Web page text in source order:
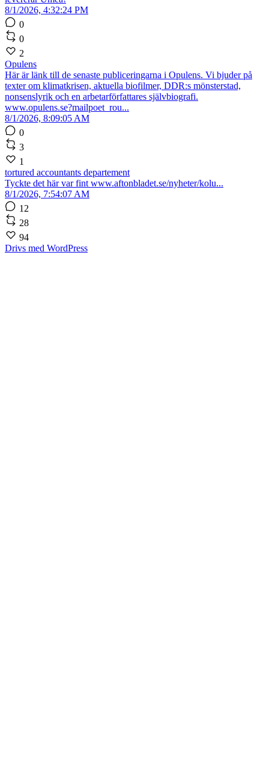
8/1/2026, 4:32:24 PM
0
0
2
Opulens
Här är länk till de senaste publiceringarna i Opulens. Vi bjuder på
texter om klimatkrisen, aktuella biofilmer, DDR:s mönsterstad,
nonsenslyrik och en arbetarförfattares självbiografi.
www.opulens.se?mailpoet_rou...
8/1/2026, 8:09:05 AM
0
3
1
tortured accountants departement
Tyckte det här var fint www.aftonbladet.se/nyheter/kolu...
8/1/2026, 7:54:07 AM
12
28
94
Drivs med WordPress